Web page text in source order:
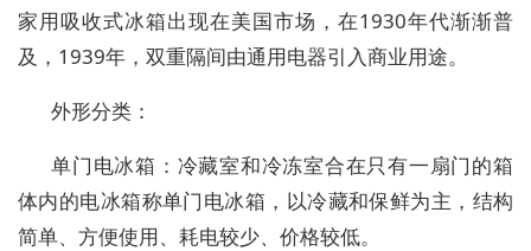
家用吸收式冰箱出现在美国市场，在1930年代渐渐普
及，1939年，双重隔间由通用电器引入商业用途。
外形分类：
单门电冰箱：冷藏室和冷冻室合在只有一扇门的箱
体内的电冰箱称单门电冰箱，以冷藏和保鲜为主，结构
简单、方便使用、耗电较少、价格较低。